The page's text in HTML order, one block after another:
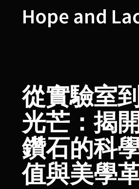
Hope and
從實驗室
光芒：揭
鑽石的科
值與美學